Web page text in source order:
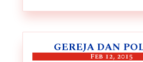
GEREJA DAN
Feb 12, 2015